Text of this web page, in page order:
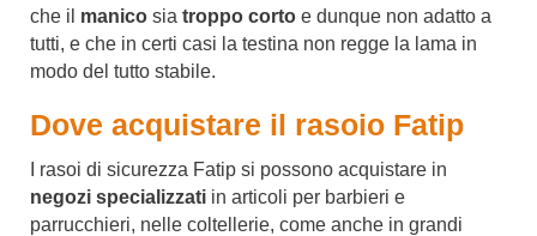
che il manico sia troppo corto e dunque non adatto a
tutti, e che in certi casi la testina non regge la lama in
modo del tutto stabile.
Dove acquistare il rasoio Fatip
I rasoi di sicurezza Fatip si possono acquistare in
negozi specializzati in articoli per barbieri e
parrucchieri, nelle coltellerie, come anche in grandi